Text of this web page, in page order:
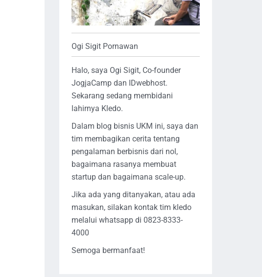
Ogi Sigit Pornawan
Halo, saya Ogi Sigit, Co-founder
JogjaCamp dan IDwebhost.
Sekarang sedang membidani
lahirnya Kledo.
Dalam blog bisnis UKM ini, saya dan
tim membagikan cerita tentang
pengalaman berbisnis dari nol,
bagaimana rasanya membuat
startup dan bagaimana scale-up.
Jika ada yang ditanyakan, atau ada
masukan, silakan kontak tim kledo
melalui whatsapp di 0823-8333-
4000
Semoga bermanfaat!